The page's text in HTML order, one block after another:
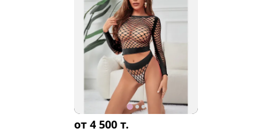
от 4 500 т.